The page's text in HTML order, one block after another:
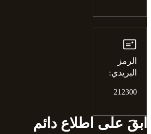
الرمز
البريدي:
212300
ابقَ على اطلاع دائم